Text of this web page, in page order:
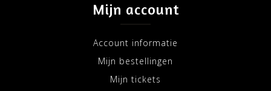
Mijn account
Account informatie
Mijn bestellingen
Mijn tickets